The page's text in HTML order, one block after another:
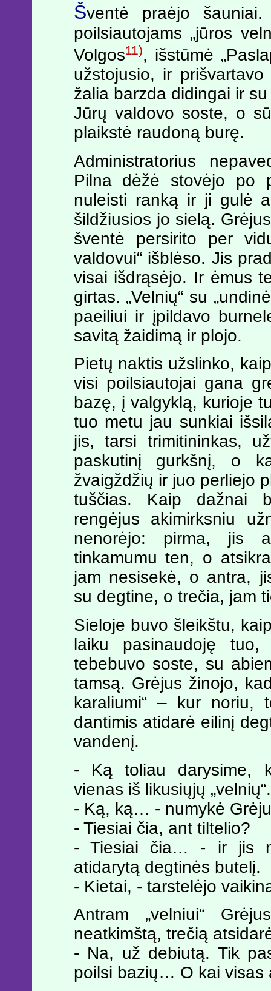
Šventė praėjo
poilsiautojams „jūros
Volgos11), išstūmė
užstojusio, ir
žalia barzda didingai ir
Jūrų valdovo soste, o
plaikstė raudoną burę.
Administratorius
Pilna dėžė stovėjo po
nuleisti ranką ir ji gulė
šildžiusios jo sielą.
šventė persirito per
valdovui“ išblėso. Jis
visai išdrąsėjo. Ir ėmus
girtas. „Velnių“ su
paeiliui ir įpildavo
savitą žaidimą ir plojo.
Pietų naktis užslinko,
visi poilsiautojai gana
bazę, į valgyklą, kurioje
tuo metu jau sunkiai
jis, tarsi trimitininkas,
paskutinį gurkšnį, o
žvaigždžių ir juo perliejo
tuščias. Kaip dažnai
rengėjus akimirksniu
nenorėjo: pirma, jis
tinkamumu ten, o
jam nesisekė, o antra,
su degtine, o trečia, jam
Sieloje buvo šleikštu,
laiku pasinaudoję
tebebuvo soste, su
tamsą. Grėjus žinojo,
karaliumi“ – kur
dantimis atidarė eilinį
vandenį.
- Ką toliau darysime,
vienas iš likusiųjų „velnių“.
- Ką, ką… - numykė
- Tiesiai čia, ant tiltelio?
- Tiesiai čia… - ir jis
atidarytą degtinės butelį.
- Kietai, - tarstelėjo
Antram „velniui“
neatkimštą, trečią
- Na, už debiutą. Tik
poilsi bazių… O kai